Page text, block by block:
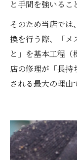
と手間を強いるこ
そのため当店では
換を行う際、「メ
と」を基本工程（
店の修理が「長持
される最大の理由